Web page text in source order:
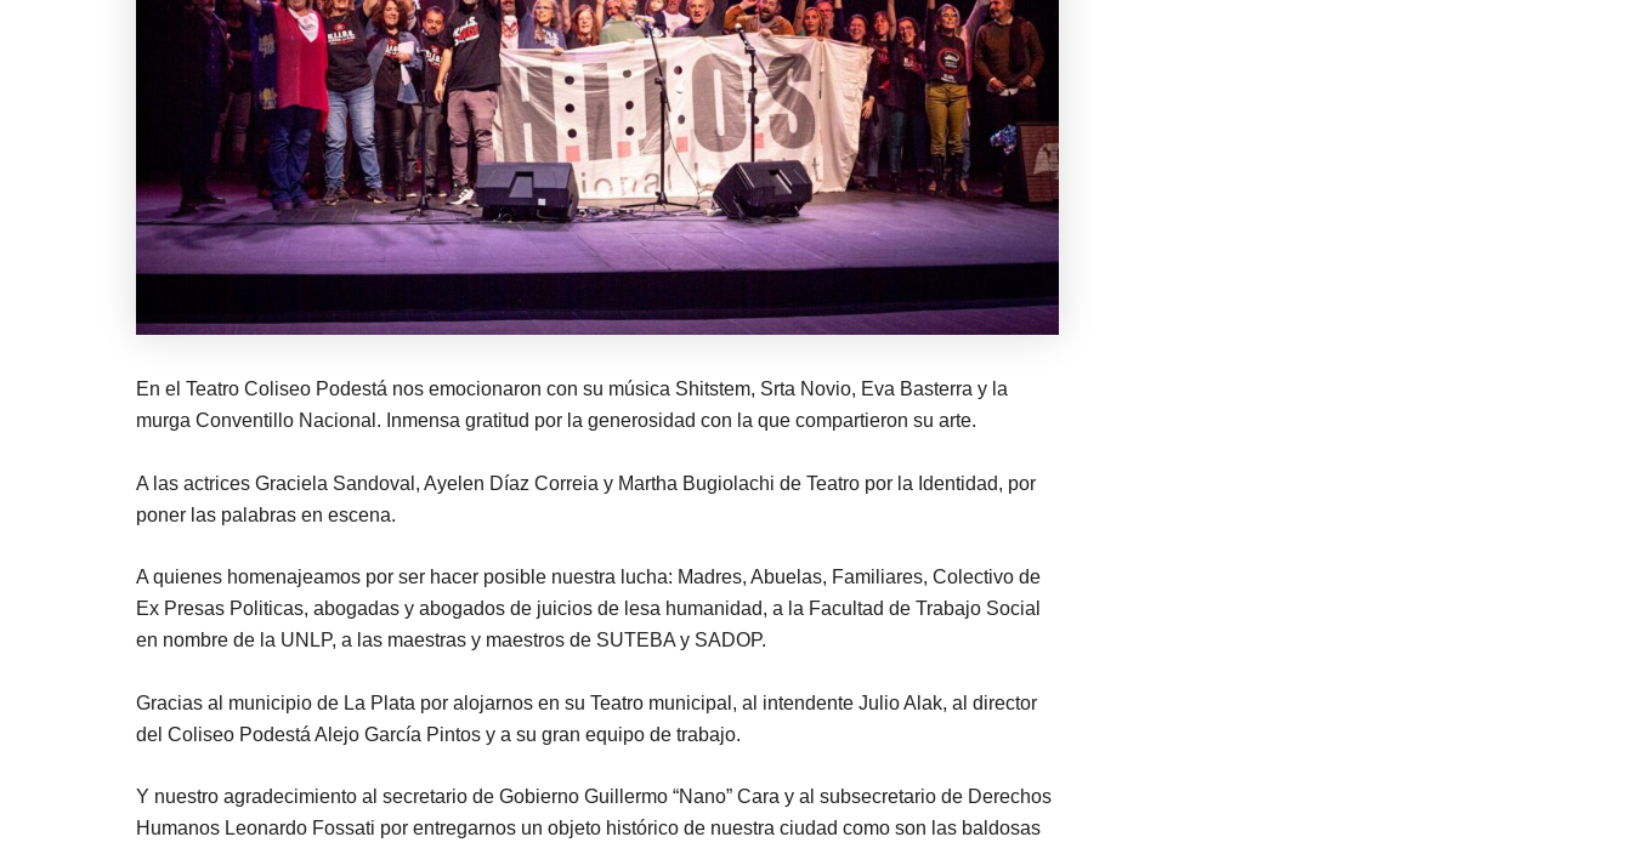
En el Teatro Coliseo Podestá nos emocionaron con su música Shitstem, Srta Novio, Eva Basterra y la
murga Conventillo Nacional. Inmensa gratitud por la generosidad con la que compartieron su arte.
A las actrices Graciela Sandoval, Ayelen Díaz Correia y Martha Bugiolachi de Teatro por la Identidad, por
poner las palabras en escena.
A quienes homenajeamos por ser hacer posible nuestra lucha: Madres, Abuelas, Familiares, Colectivo de
Ex Presas Politicas, abogadas y abogados de juicios de lesa humanidad, a la Facultad de Trabajo Social
en nombre de la UNLP, a las maestras y maestros de SUTEBA y SADOP.
Gracias al municipio de La Plata por alojarnos en su Teatro municipal, al intendente Julio Alak, al director
del Coliseo Podestá Alejo García Pintos y a su gran equipo de trabajo.
Y nuestro agradecimiento al secretario de Gobierno Guillermo “Nano” Cara y al subsecretario de Derechos
Humanos Leonardo Fossati por entregarnos un objeto histórico de nuestra ciudad como son las baldosas